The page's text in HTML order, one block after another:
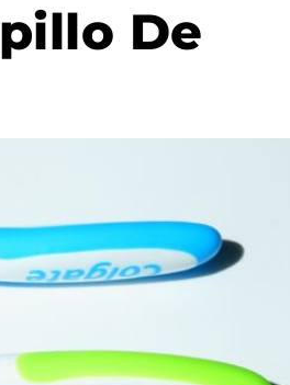
De